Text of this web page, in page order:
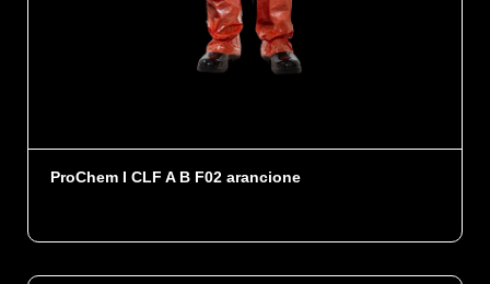
ProChem I CLF A B F02 arancione